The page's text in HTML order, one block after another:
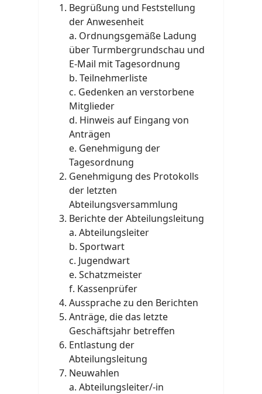
Begrüßung und Feststellung
der Anwesenheit
a. Ordnungsgemäße Ladung
über Turmbergrundschau und
E-Mail mit Tagesordnung
b. Teilnehmerliste
c. Gedenken an verstorbene
Mitglieder
d. Hinweis auf Eingang von
Anträgen
e. Genehmigung der
Tagesordnung
Genehmigung des Protokolls
der letzten
Abteilungsversammlung
Berichte der Abteilungsleitung
a. Abteilungsleiter
b. Sportwart
c. Jugendwart
e. Schatzmeister
f. Kassenprüfer
Aussprache zu den Berichten
Anträge, die das letzte
Geschäftsjahr betreffen
Entlastung der
Abteilungsleitung
Neuwahlen
a. Abteilungsleiter/-in